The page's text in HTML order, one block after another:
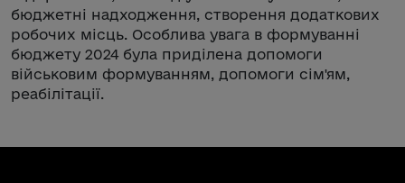
бюджетні надходження, створення додаткових
робочих місць. Особлива увага в формуванні
бюджету 2024 була приділена допомоги
військовим формуванням, допомоги сім'ям,
реабілітації.